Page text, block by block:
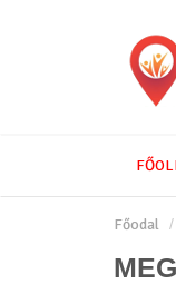
Főodal